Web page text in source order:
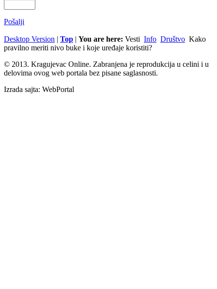
Pošalji
Desktop Version | Top | You are here: Vesti Info Društvo Kako
pravilno meriti nivo buke i koje uređaje koristiti?
© 2013. Kragujevac Online. Zabranjena je reprodukcija u celini i u
delovima ovog web portala bez pisane saglasnosti.
Izrada sajta: WebPortal